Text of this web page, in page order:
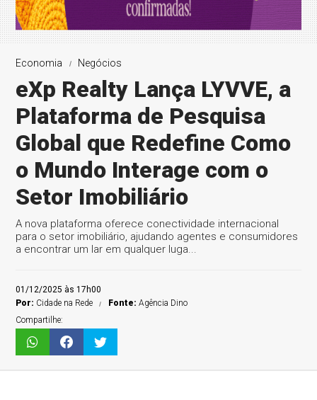
Economia Negócios
eXp Realty Lança LYVVE, a
Plataforma de Pesquisa
Global que Redefine Como
o Mundo Interage com o
Setor Imobiliário
A nova plataforma oferece conectividade internacional
para o setor imobiliário, ajudando agentes e consumidores
a encontrar um lar em qualquer luga...
01/12/2025 às 17h00
Por: Cidade na Rede Fonte:Agência Dino
Compartilhe: